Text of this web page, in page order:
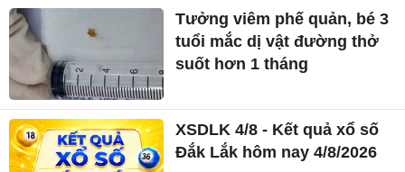
Tưởng viêm phế quản, bé 3
tuổi mắc dị vật đường thở
suốt hơn 1 tháng
XSDLK 4/8 - Kết quả xổ số
Đắk Lắk hôm nay 4/8/2026